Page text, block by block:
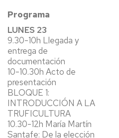
Programa
LUNES 23
9.30-10h Llegada y
entrega de
documentación
10-10.30h Acto de
presentación
BLOQUE 1:
INTRODUCCIÓN A LA
TRUFICULTURA
10.30-12h María Martín
Santafe: De la elección